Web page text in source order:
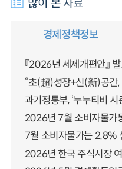
많이 본 자료
경제정책정보
『2026년 세제개편안』
“초(超)성장+신(新)공간,
과기정통부, ‘누누티비
2026년 7월 소비자물가
7월 소비자물가는 2.8%
2026년 한국 주식시장